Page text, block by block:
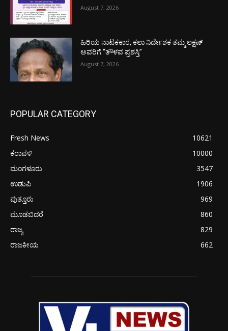
August 7, 2026
ಹಿರಿಯ ನಾಟಕಕಾರ, ಕಲಾ ನಿರ್ದೇಶಕ ತಮ್ಮ ಲಕ್ಷಣ್
ಅವರಿಗೆ “ತೌಳವ ಪ್ರಶಸ್ತಿ”
August 7, 2026
POPULAR CATEGORY
Fresh News
10621
ಕರಾವಳಿ
10000
ಮಂಗಳೂರು
3547
ಉಡುಪಿ
1906
ಪುತ್ತೂರು
969
ಮೂಡಬಿದರೆ
860
ರಾಜ್ಯ
829
ರಾಜಕೀಯ
662